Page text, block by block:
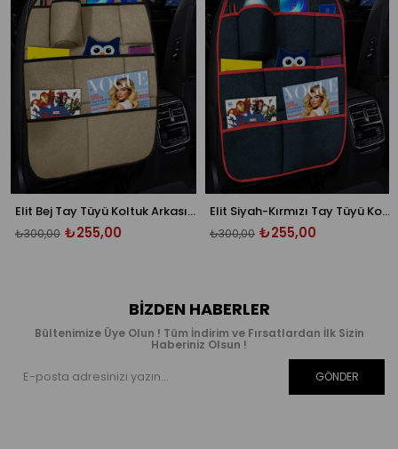
Elit Bej Tay Tüyü Koltuk Arkası Organizer
₺255,00
₺300,00
Elit Siyah-Kırmızı Tay Tüyü Koltuk Arkası Organizer
₺255,00
₺300,00
BIZDEN HABERLER
Bültenimize Üye Olun ! Tüm İndirim ve Fırsatlardan İlk Sizin
Haberiniz Olsun !
GÖNDER